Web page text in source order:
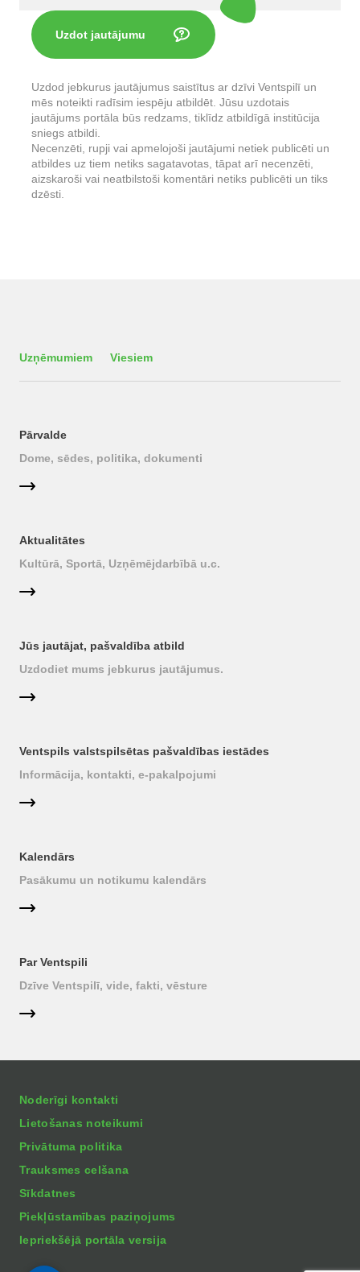
Uzdot jautājumu
Uzdod jebkurus jautājumus saistītus ar dzīvi Ventspilī un
mēs noteikti radīsim iespēju atbildēt. Jūsu uzdotais
jautājums portāla būs redzams, tiklīdz atbildīgā institūcija
sniegs atbildi.
Necenzēti, rupji vai apmelojoši jautājumi netiek publicēti un
atbildes uz tiem netiks sagatavotas, tāpat arī necenzēti,
aizskaroši vai neatbilstoši komentāri netiks publicēti un tiks
dzēsti.
Uzņēmumiem Viesiem
Pārvalde
Dome, sēdes, politika, dokumenti
Aktualitātes
Kultūrā, Sportā, Uzņēmējdarbībā u.c.
Jūs jautājat, pašvaldība atbild
Uzdodiet mums jebkurus jautājumus.
Ventspils valstspilsētas pašvaldības iestādes
Informācija, kontakti, e-pakalpojumi
Kalendārs
Pasākumu un notikumu kalendārs
Par Ventspili
Dzīve Ventspilī, vide, fakti, vēsture
Noderīgi kontakti
Lietošanas noteikumi
Privātuma politika
Trauksmes celšana
Sīkdatnes
Piekļūstamības paziņojums
Iepriekšējā portāla versija